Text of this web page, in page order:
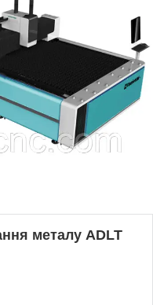
металу ADLT